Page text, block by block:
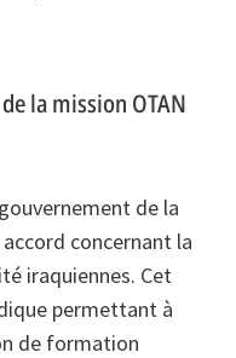
la mission OTAN
de la
concernant la
iraquiennes. Cet
permettant à
de formation